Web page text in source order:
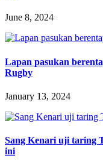
June 8, 2024
Lapan pasukan
Rugby
January 13, 2024
Sang Kenari uji taring
ini